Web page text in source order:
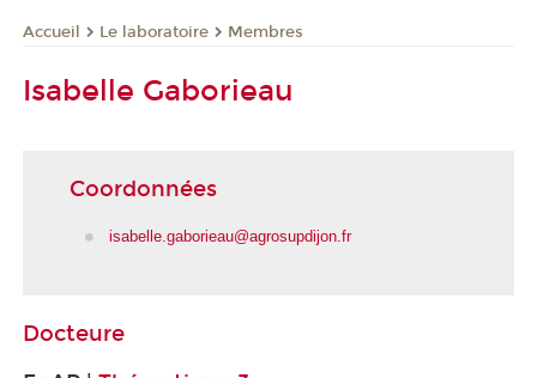
Accueil Le laboratoire Membres
Isabelle Gaborieau
Coordonnées
isabelle.gaborieau@agrosupdijon.fr
Docteure